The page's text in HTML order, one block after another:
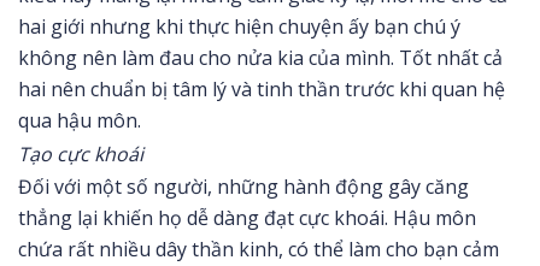
hai giới nhưng khi thực hiện chuyện ấy bạn chú ý
không nên làm đau cho nửa kia của mình. Tốt nhất cả
hai nên chuẩn bị tâm lý và tinh thần trước khi quan hệ
qua hậu môn.
Tạo cực khoái
Đối với một số người, những hành động gây căng
thẳng lại khiến họ dễ dàng đạt cực khoái. Hậu môn
chứa rất nhiều dây thần kinh, có thể làm cho bạn cảm